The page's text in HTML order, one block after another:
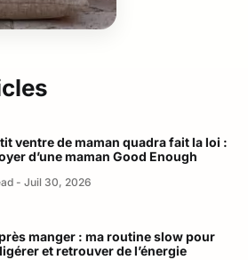
ventre de maman quadra fait la loi :
d’une maman Good Enough
- Juil 30, 2026
manger : ma routine slow pour
et retrouver de l’énergie